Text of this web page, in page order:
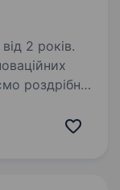
2 років.
роздрібну
з клієнтом.